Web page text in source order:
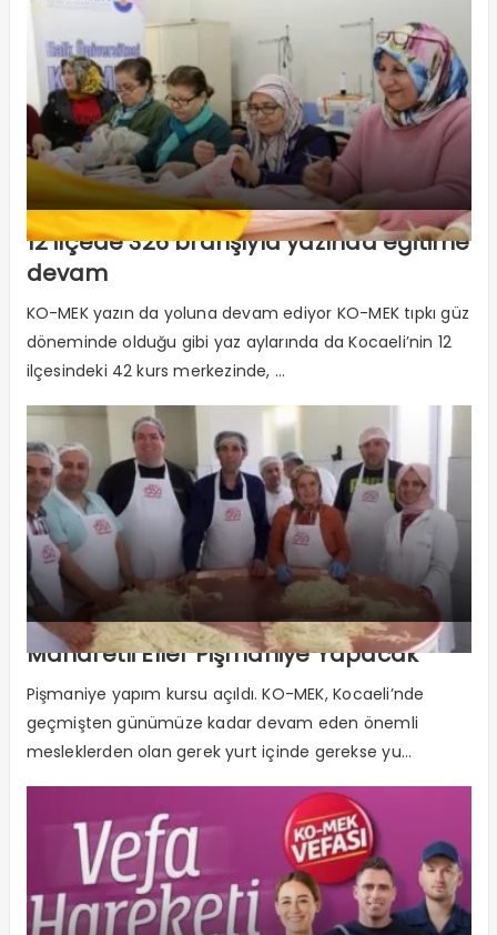
12 ilçede 326 branşıyla yazında eğitime
devam
KO-MEK yazın da yoluna devam ediyor KO-MEK tıpkı güz
döneminde olduğu gibi yaz aylarında da Kocaeli’nin 12
ilçesindeki 42 kurs merkezinde, ...
Maharetli Eller Pişmaniye Yapacak
Pişmaniye yapım kursu açıldı. KO-MEK, Kocaeli’nde
geçmişten günümüze kadar devam eden önemli
mesleklerden olan gerek yurt içinde gerekse yu...